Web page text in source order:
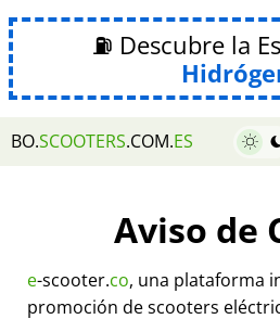
⛽ Descubre la
BO.SCOOTERS.COM.ES
Aviso de
e-scooter.co, una plataforma
promoción de scooters